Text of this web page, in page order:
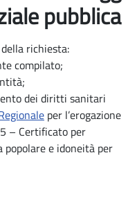
pubblica
richiesta:
compilato;
dei diritti sanitari
per l’erogazione
– Certificato per
popolare e idoneità per